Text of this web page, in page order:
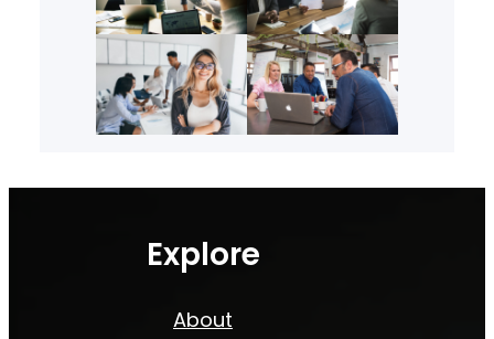
Explore
About